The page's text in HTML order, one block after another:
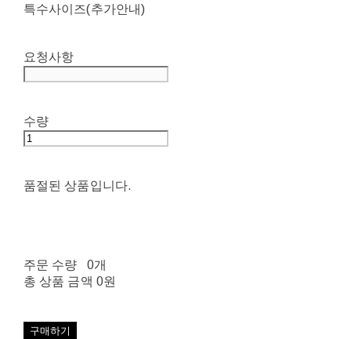
특수사이즈(추가안내)
요청사항
수량
품절된 상품입니다.
주문 수량
0개
총 상품 금액 0원
구매하기